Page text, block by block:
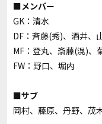
■メンバー
GK：清水
DF：斉藤(秀)、酒井、
MF：登丸、斎藤(滉)、
FW：野口、堀内
■サブ
岡村、藤原、丹野、茂